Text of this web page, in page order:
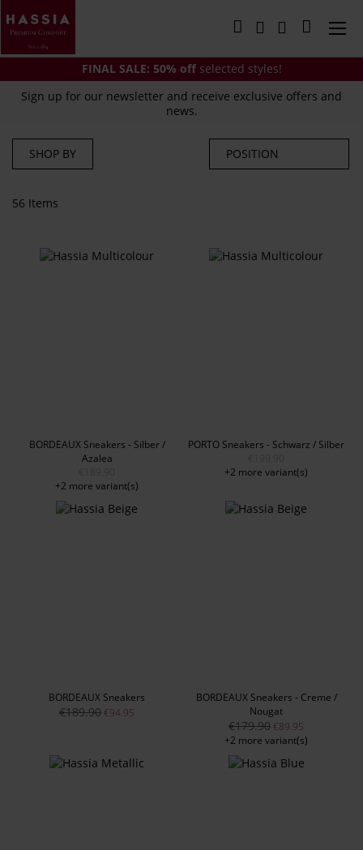
to
Content
My Cart
FINAL SALE: 50% offselected styles!
Sign up for our newsletter and receive exclusive offers and
news.
56 Items
BORDEAUX Sneakers - Silber /
Azalea
+2 more variant(s)
PORTO Sneakers - Schwarz / Silber
+2 more variant(s)
BORDEAUX Sneakers
€189.90 €94.95
BORDEAUX Sneakers - Creme /
Nougat
€179.90 €89.95
+2 more variant(s)
SHOP BY